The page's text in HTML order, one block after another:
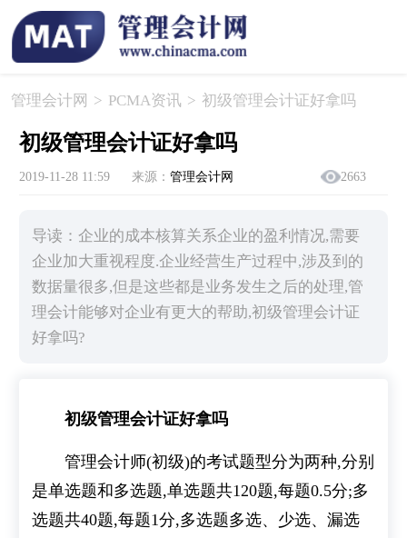
管理会计网 > PCMA资讯 > ​初级管理会计证好拿吗
​初级管理会计证好拿吗
2019-11-28 11:59 来源： 管理会计网 2663
导读：企业的成本核算关系企业的盈利情况,需要
企业加大重视程度.企业经营生产过程中,涉及到的
数据量很多,但是这些都是业务发生之后的处理,管
理会计能够对企业有更大的帮助,初级管理会计证
好拿吗?
初级管理会计证好拿吗
管理会计师(初级)的考试题型分为两种,分别
是单选题和多选题,单选题共120题,每题0.5分;多
选题共40题,每题1分,多选题多选、少选、漏选